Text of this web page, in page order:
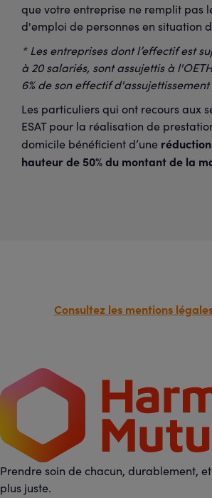
que votre entreprise ne remplit pas
d'emploi de personnes en situation
* Les entreprises dont l’effectif est
à 20 salariés, sont assujettis à
6% de son effectif d'assujettissement
Les particuliers qui ont recours aux
ESAT pour la réalisation de
domicile bénéficient d’une
hauteur de 50% du montant de la
Consultez les mentions
Prendre soin de chacun, durablement,
plus juste.